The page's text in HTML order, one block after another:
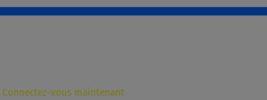
Connectez-vous maintenant